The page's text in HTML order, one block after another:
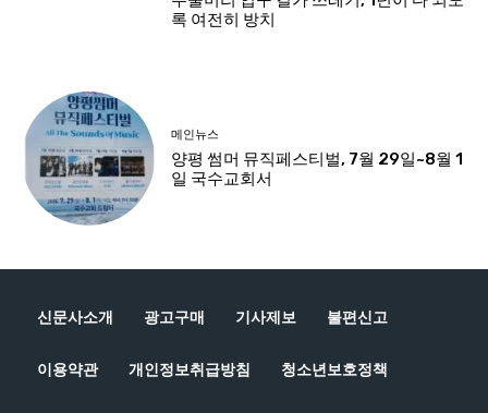
신문사소개 광고구매 기사제보 불편신고
이용약관 개인정보취급방침 청소년보호정책